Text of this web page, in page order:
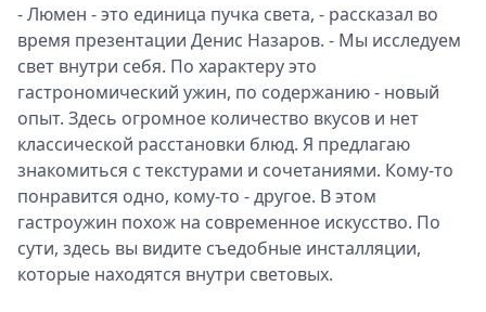
- Люмен - это единица пучка света, - рассказал во
время презентации Денис Назаров. - Мы исследуем
свет внутри себя. По характеру это
гастрономический ужин, по содержанию - новый
опыт. Здесь огромное количество вкусов и нет
классической расстановки блюд. Я предлагаю
знакомиться с текстурами и сочетаниями. Кому-то
понравится одно, кому-то - другое. В этом
гастроужин похож на современное искусство. По
сути, здесь вы видите съедобные инсталляции,
которые находятся внутри световых.